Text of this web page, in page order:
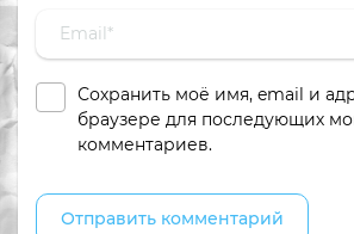
Сохранить моё имя, email и
браузере для последующих
комментариев.